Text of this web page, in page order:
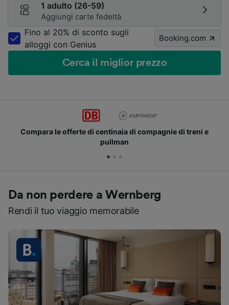
1 adulto (26-59)
Aggiungi carte fedeltà
Fino al 20% di sconto sugli
alloggi con Genius
Booking.com
Cerca il miglior prezzo
Compara le offerte di centinaia di compagnie di treni e
pullman
Da non perdere a Wernberg
Rendi il tuo viaggio memorabile